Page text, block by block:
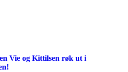
Vie og Kittilsen røk ut i